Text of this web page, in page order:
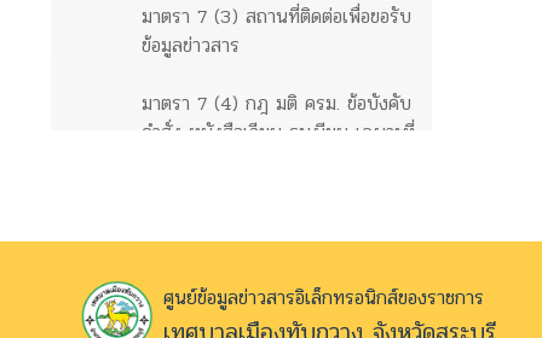
มาตรา 7 (3) สถานที่ติดต่อเพื่อขอรับ
ข้อมูลข่าวสาร
มาตรา 7 (4) กฎ มติ ครม. ข้อบังคับ
คำสั่ง หนังสือเวียน ระเบียบ เฉพาะที่
มาตรา 9 (1) ผลการพิจารณา
ศูนย์ข้อมูลข่าวสารอิเล็กทรอนิกส์ของราชการ